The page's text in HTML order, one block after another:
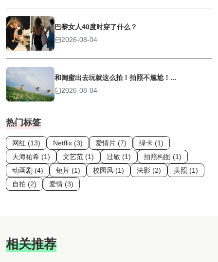
巴黎女人40度时穿了什么？
2026-08-04
和闺蜜出去玩就这么拍！拍照不尴尬！...
2026-08-04
热门标签
网红 (13) Netflix (3) 爱情片 (7)
绿卡 (1)
天海祐希 (1)
文艺范 (1) 过敏 (1)
拍照构图 (1)
动画剧 (4)
短片 (1) 校园风 (1) 法影 (2)
美照 (1)
自拍 (2)
爱情 (3)
相关推荐